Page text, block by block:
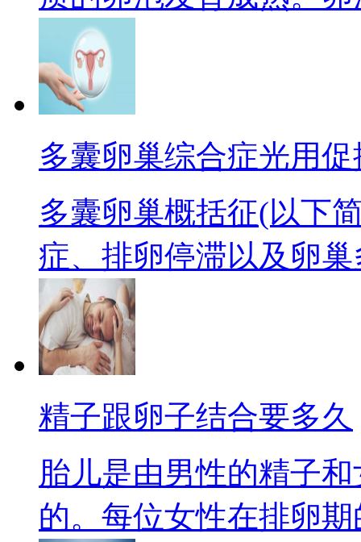
多囊卵巢综合症光用
多囊卵巢概括征(以下
症、排卵停滞以及卵巢
精子跟卵子结合要多久
胎儿是由男性的精子
的。每位女性在排卵期